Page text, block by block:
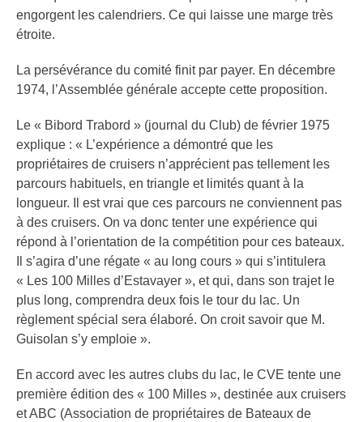
engorgent les calendriers. Ce qui laisse une marge très
étroite.
La persévérance du comité finit par payer. En décembre
1974, l’Assemblée générale accepte cette proposition.
Le « Bibord Trabord » (journal du Club) de février 1975
explique : « L’expérience a démontré que les
propriétaires de cruisers n’apprécient pas tellement les
parcours habituels, en triangle et limités quant à la
longueur. Il est vrai que ces parcours ne conviennent pas
à des cruisers. On va donc tenter une expérience qui
répond à l’orientation de la compétition pour ces bateaux.
Il s’agira d’une régate « au long cours » qui s’intitulera
« Les 100 Milles d’Estavayer », et qui, dans son trajet le
plus long, comprendra deux fois le tour du lac. Un
règlement spécial sera élaboré. On croit savoir que M.
Guisolan s’y emploie ».
En accord avec les autres clubs du lac, le CVE tente une
première édition des « 100 Milles », destinée aux cruisers
et ABC (Association de propriétaires de Bateaux de